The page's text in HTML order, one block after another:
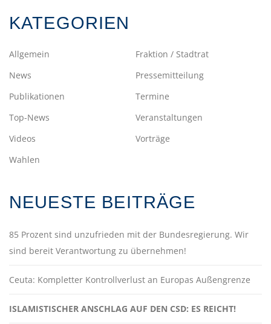
KATEGORIEN
Allgemein
Fraktion / Stadtrat
News
Pressemitteilung
Publikationen
Termine
Top-News
Veranstaltungen
Videos
Vorträge
Wahlen
NEUESTE BEITRÄGE
85 Prozent sind unzufrieden mit der Bundesregierung. Wir
sind bereit Verantwortung zu übernehmen!
Ceuta: Kompletter Kontrollverlust an Europas Außengrenze
ISLAMISTISCHER ANSCHLAG AUF DEN CSD: ES REICHT!